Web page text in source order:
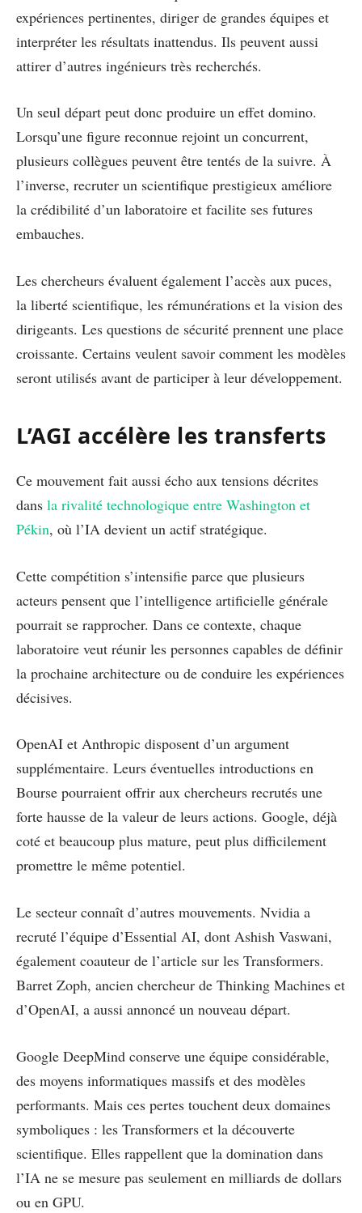
expériences pertinentes, diriger de grandes équipes et
interpréter les résultats inattendus. Ils peuvent aussi
attirer d’autres ingénieurs très recherchés.
Un seul départ peut donc produire un effet domino.
Lorsqu’une figure reconnue rejoint un concurrent,
plusieurs collègues peuvent être tentés de la suivre. À
l’inverse, recruter un scientifique prestigieux améliore
la crédibilité d’un laboratoire et facilite ses futures
embauches.
Les chercheurs évaluent également l’accès aux puces,
la liberté scientifique, les rémunérations et la vision des
dirigeants. Les questions de sécurité prennent une place
croissante. Certains veulent savoir comment les modèles
seront utilisés avant de participer à leur développement.
L’AGI accélère les transferts
Ce mouvement fait aussi écho aux tensions décrites
dans la rivalité technologique entre Washington et
Pékin, où l’IA devient un actif stratégique.
Cette compétition s’intensifie parce que plusieurs
acteurs pensent que l’intelligence artificielle générale
pourrait se rapprocher. Dans ce contexte, chaque
laboratoire veut réunir les personnes capables de définir
la prochaine architecture ou de conduire les expériences
décisives.
OpenAI et Anthropic disposent d’un argument
supplémentaire. Leurs éventuelles introductions en
Bourse pourraient offrir aux chercheurs recrutés une
forte hausse de la valeur de leurs actions. Google, déjà
coté et beaucoup plus mature, peut plus difficilement
promettre le même potentiel.
Le secteur connaît d’autres mouvements. Nvidia a
recruté l’équipe d’Essential AI, dont Ashish Vaswani,
également coauteur de l’article sur les Transformers.
Barret Zoph, ancien chercheur de Thinking Machines et
d’OpenAI, a aussi annoncé un nouveau départ.
Google DeepMind conserve une équipe considérable,
des moyens informatiques massifs et des modèles
performants. Mais ces pertes touchent deux domaines
symboliques : les Transformers et la découverte
scientifique. Elles rappellent que la domination dans
l’IA ne se mesure pas seulement en milliards de dollars
ou en GPU.